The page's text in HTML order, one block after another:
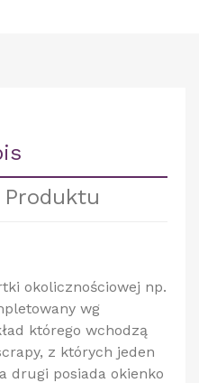
Produktu
okolicznościowej np.
wg
którego wchodzą
z których jeden
drugi posiada okienko